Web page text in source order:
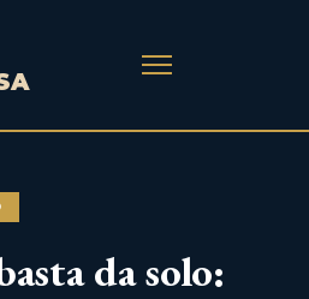
da solo: